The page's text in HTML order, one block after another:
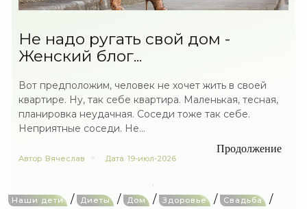
Не надо ругать свой дом -
Женский блог...
Вот предположим, человек не хочет жить в своей
квартире. Ну, так себе квартира. Маленькая, тесная,
планировка неудачная. Соседи тоже так себе.
Неприятные соседи. Не...
Продолжение
Автор Вячеслав Дата 19-июл-2026
Наши дети / Диеты / Дом / Здоровье / Свадьба /